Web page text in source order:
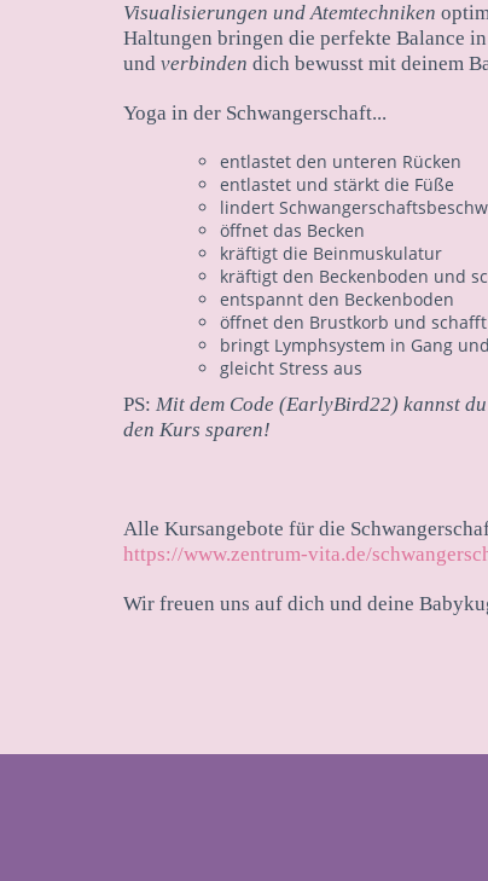
Visualisierungen und Atemtechniken
Haltungen bringen die perfekte Balance
und verbinden dich bewusst mit deinem
Yoga in der Schwangerschaft...
entlastet den unteren Rücken
entlastet und stärkt die Füße
lindert
öffnet das Becken
kräftigt die Beinmuskulatur
kräftigt den Beckenboden und
entspannt den Beckenboden
öffnet den Brustkorb und
bringt Lymphsystem in Gang
gleicht Stress aus
PS: Mit dem Code (EarlyBird22) kannst
den Kurs sparen!
Alle Kursangebote für die
https://www.zentrum-vita.de/
Wir freuen uns auf dich und deine